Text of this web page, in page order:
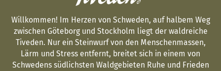
Willkommen! Im Herzen von Schweden, auf halbem Weg
zwischen Göteborg und Stockholm liegt der waldreiche
Tiveden. Nur ein Steinwurf von den Menschenmassen,
Lärm und Stress entfernt, breitet sich in einem von
Schwedens südlichsten Waldgebieten Ruhe und Frieden